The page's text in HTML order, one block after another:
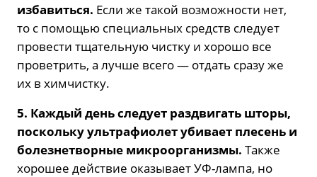
избавиться. Если же такой возможности нет,
то с помощью специальных средств следует
провести тщательную чистку и хорошо все
проветрить, а лучше всего — отдать сразу же
их в химчистку.
5. Каждый день следует раздвигать шторы,
поскольку ультрафиолет убивает плесень и
болезнетворные микроорганизмы. Также
хорошее действие оказывает УФ-лампа, но